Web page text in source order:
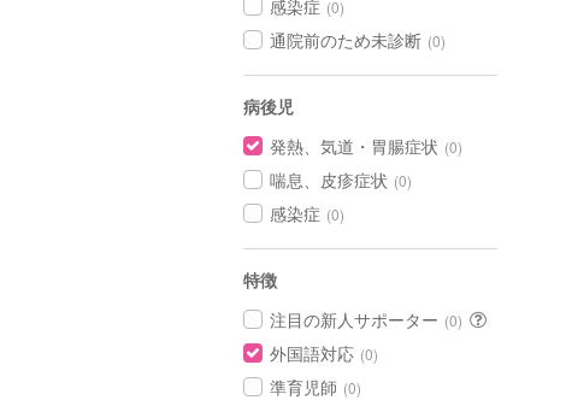
感染症 (0)
通院前のため未診断 (0)
病後児
発熱、気道・胃腸症状 (0)
喘息、皮疹症状 (0)
感染症 (0)
特徴
注目の新人サポーター (0)
外国語対応 (0)
準育児師 (0)